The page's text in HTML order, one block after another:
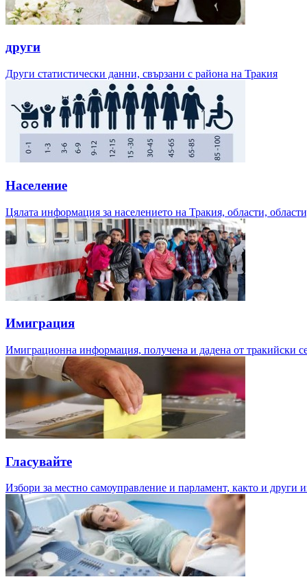
други
Други статистически данни, свързани с района на Тракия
Население
Цялата информация за населението на Тракия, области,
Имиграция
Имиграционна информация, получена и дадена от тракийски
Гласувайте
Избори за местно самоуправление и парламент, както и други